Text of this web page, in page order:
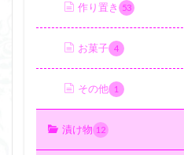
作り置き 53
お菓子 4
その他 1
漬け物 12